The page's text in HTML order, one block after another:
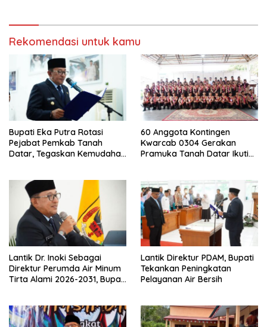
Rekomendasi untuk kamu
Bupati Eka Putra Rotasi
Pejabat Pemkab Tanah
Datar, Tegaskan Kemudahan
60 Anggota Kontingen
Kwarcab 0304 Gerakan
Pramuka Tanah Datar Ikuti
Lantik Dr. Inoki Sebagai
Direktur Perumda Air Minum
Tirta Alami 2026-2031, Bupati
Fakta Integritas Berdasarkan
Visi dan Misi
Lantik Direktur PDAM, Bupati
Tekankan Peningkatan
Pelayanan Air Bersih